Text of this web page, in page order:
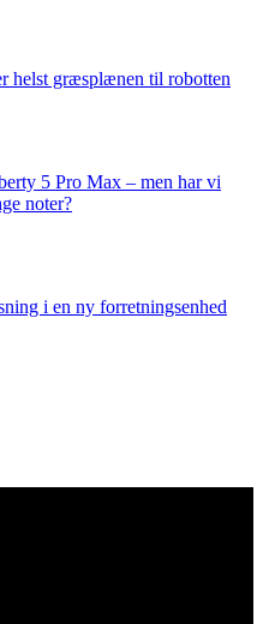
helst græsplænen til robotten
5 Pro Max – men har vi
noter?
i en ny forretningsenhed